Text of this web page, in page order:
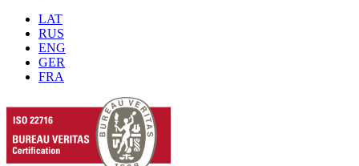
LAT
RUS
ENG
GER
FRA